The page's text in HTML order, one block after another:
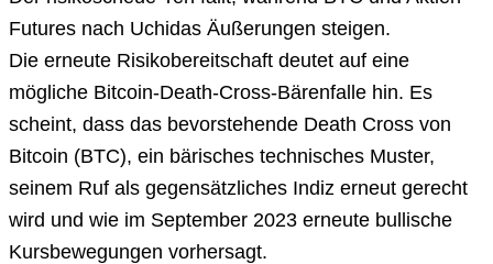
Futures nach Uchidas Äußerungen steigen.
Die erneute Risikobereitschaft deutet auf eine
mögliche Bitcoin-Death-Cross-Bärenfalle hin. Es
scheint, dass das bevorstehende Death Cross von
Bitcoin (BTC), ein bärisches technisches Muster,
seinem Ruf als gegensätzliches Indiz erneut gerecht
wird und wie im September 2023 erneute bullische
Kursbewegungen vorhersagt.